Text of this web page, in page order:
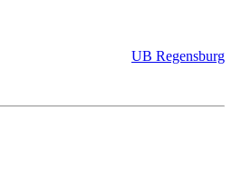
UB Regensburg